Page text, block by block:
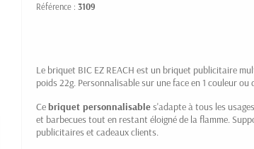
Référence : 3109
Le briquet BIC EZ REACH est un briquet publicitaire
poids 22g. Personnalisable sur une face en 1 couleur
Cebriquet personnalisable s'adapte à tous les
et barbecues tout en restant éloigné de la flamme.
publicitaires et cadeaux clients.